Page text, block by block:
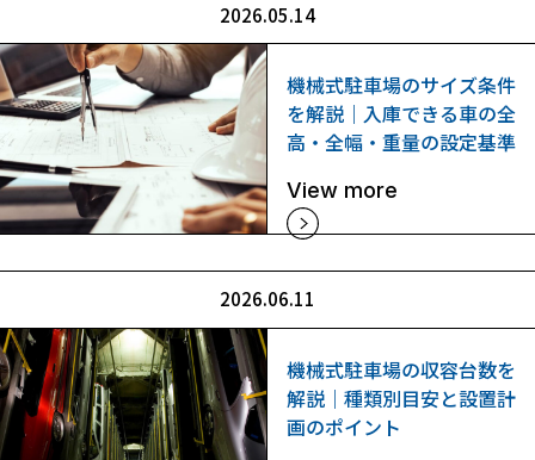
2026.05.14
機械式駐車場のサイズ条件
を解説｜入庫できる車の全
高・全幅・重量の設定基準
View more
2026.06.11
機械式駐車場の収容台数を
解説｜種類別目安と設置計
画のポイント